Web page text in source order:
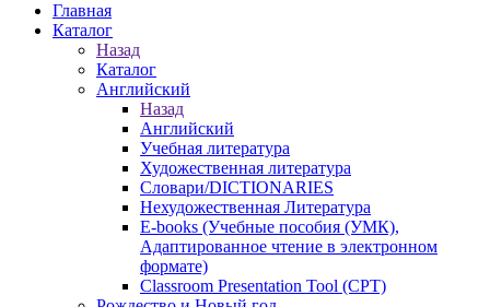
Главная
Каталог
Назад
Каталог
Английский
Назад
Английский
Учебная литература
Художественная литература
Словари/DICTIONARIES
Нехудожественная Литература
E-books (Учебные пособия (УМК),
Адаптированное чтение в электронном
формате)
Classroom Presentation Tool (CPT)